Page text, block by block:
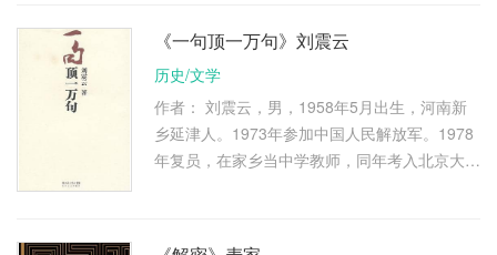
《一句顶一万句》刘震云
历史/文学
作者： 刘震云，男，1958年5月出生，河南新
乡延津人。1973年参加中国人民解放军。1978
年复员，在家乡当中学教师，同年考入北京大学